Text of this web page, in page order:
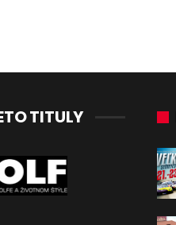
TITULY